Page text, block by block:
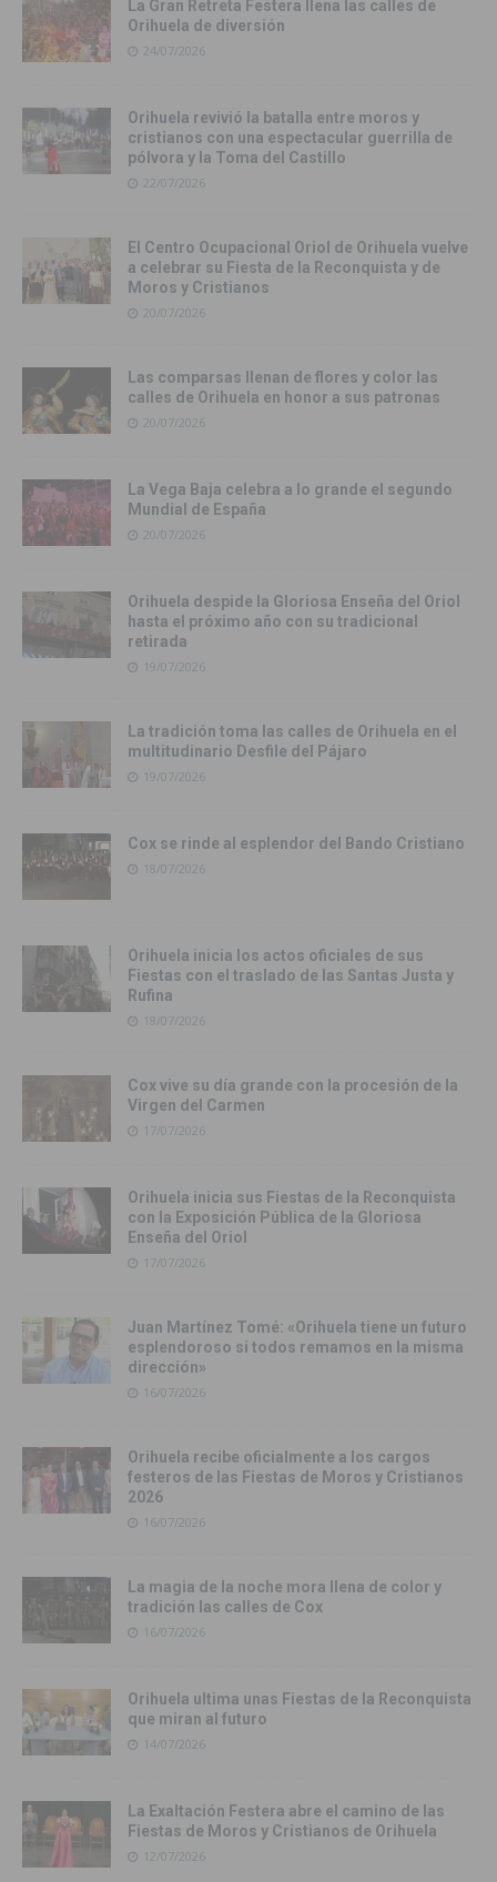
La Gran Retreta Festera llena las calles de
Orihuela de diversión
24/07/2026
Orihuela revivió la batalla entre moros y
cristianos con una espectacular guerrilla de
pólvora y la Toma del Castillo
22/07/2026
El Centro Ocupacional Oriol de Orihuela vuelve
a celebrar su Fiesta de la Reconquista y de
Moros y Cristianos
20/07/2026
Las comparsas llenan de flores y color las
calles de Orihuela en honor a sus patronas
20/07/2026
La Vega Baja celebra a lo grande el segundo
Mundial de España
20/07/2026
Orihuela despide la Gloriosa Enseña del Oriol
hasta el próximo año con su tradicional
retirada
19/07/2026
La tradición toma las calles de Orihuela en el
multitudinario Desfile del Pájaro
19/07/2026
Cox se rinde al esplendor del Bando Cristiano
18/07/2026
Orihuela inicia los actos oficiales de sus
Fiestas con el traslado de las Santas Justa y
Rufina
18/07/2026
Cox vive su día grande con la procesión de la
Virgen del Carmen
17/07/2026
Orihuela inicia sus Fiestas de la Reconquista
con la Exposición Pública de la Gloriosa
Enseña del Oriol
17/07/2026
Juan Martínez Tomé: «Orihuela tiene un futuro
esplendoroso si todos remamos en la misma
dirección»
16/07/2026
Orihuela recibe oficialmente a los cargos
festeros de las Fiestas de Moros y Cristianos
2026
16/07/2026
La magia de la noche mora llena de color y
tradición las calles de Cox
16/07/2026
Orihuela ultima unas Fiestas de la Reconquista
que miran al futuro
14/07/2026
La Exaltación Festera abre el camino de las
Fiestas de Moros y Cristianos de Orihuela
12/07/2026